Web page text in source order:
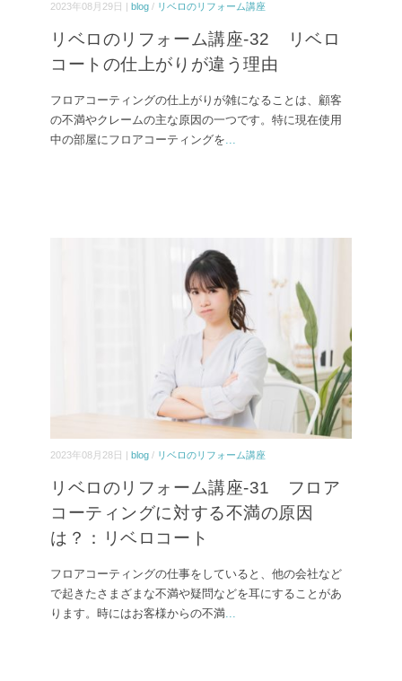
2023年08月29日 | blog / リベロのリフォーム講座
リベロのリフォーム講座-32 リベロ
コートの仕上がりが違う理由
フロアコーティングの仕上がりが雑になることは、顧客
の不満やクレームの主な原因の一つです。特に現在使用
中の部屋にフロアコーティングを...
2023年08月28日 | blog / リベロのリフォーム講座
リベロのリフォーム講座-31 フロア
コーティングに対する不満の原因
は？：リベロコート
フロアコーティングの仕事をしていると、他の会社など
で起きたさまざまな不満や疑問などを耳にすることがあ
ります。時にはお客様からの不満...